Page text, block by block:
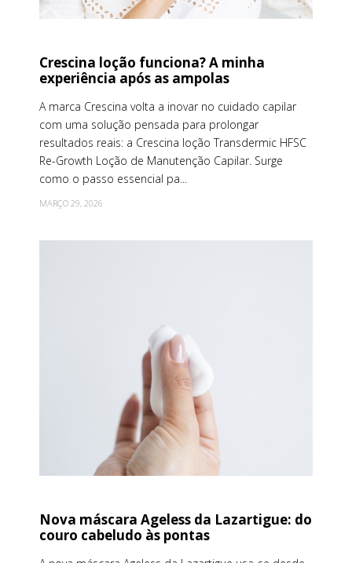
Crescina loção funciona? A minha
experiência após as ampolas
A marca Crescina volta a inovar no cuidado capilar
com uma solução pensada para prolongar
resultados reais: a Crescina loção Transdermic HFSC
Re-Growth Loção de Manutenção Capilar. Surge
como o passo essencial pa...
MARÇO 29, 2026
Nova máscara Ageless da Lazartigue: do
couro cabeludo às pontas